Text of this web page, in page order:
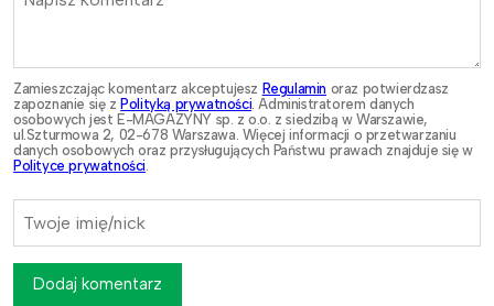
Zamieszczając komentarz akceptujesz Regulamin oraz potwierdzasz
zapoznanie się z Polityką prywatności. Administratorem danych
osobowych jest E-MAGAZYNY sp. z o.o. z siedzibą w Warszawie,
ul.Szturmowa 2, 02-678 Warszawa. Więcej informacji o przetwarzaniu
danych osobowych oraz przysługujących Państwu prawach znajduje się w
Polityce prywatności.
Dodaj komentarz